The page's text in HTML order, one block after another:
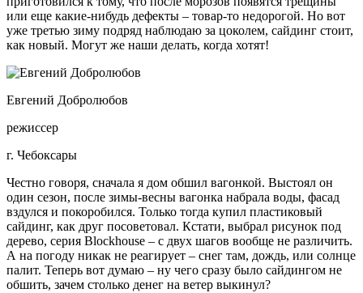
или еще какие-нибудь дефекты – товар-то недорогой. Но вот
уже третью зиму подряд наблюдаю за цоколем, сайдинг стоит,
как новый. Могут же наши делать, когда хотят!
Евгений Добролюбов
режиссер
г. Чебоксары
Честно говоря, сначала я дом обшил вагонкой. Выстоял он
один сезон, после зимы-весны вагонка набрала воды, фасад
вздулся и покоробился. Только тогда купил пластиковый
сайдинг, как друг посоветовал. Кстати, выбрал рисунок под
дерево, серия Blockhouse – с двух шагов вообще не различить.
А на погоду никак не реагирует – снег там, дождь, или солнце
палит. Теперь вот думаю – ну чего сразу было сайдингом не
обшить, зачем столько денег на ветер выкинул?